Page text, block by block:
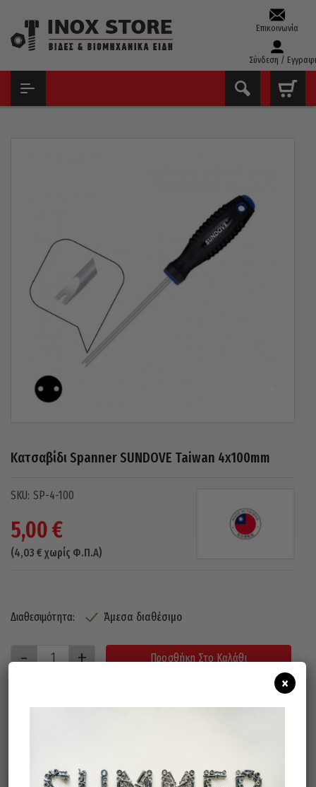
Επικοινωνία
Σύνδεση /
Κατσαβίδι Spanner SUNDOVE Taiwan 4x100mm
SP-4-100
5,00€
(4,03 € χωρίς Φ.Π.Α)
Διαθεσιμότητα: Άμεσα διαθέσιμο
Προσθήκη Στο Καλάθι
×